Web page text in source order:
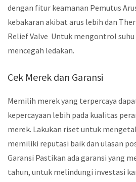
dengan fitur keamanan Pemutus
kebakaran akibat arus lebih dan
Relief Valve Untuk mengontrol
mencegah ledakan.
Cek Merek dan Garansi
Memilih merek yang terpercaya
kepercayaan lebih pada kualitas
merek. Lakukan riset untuk
memiliki reputasi baik dan ulasan
Garansi Pastikan ada garansi yang
tahun, untuk melindungi investasi